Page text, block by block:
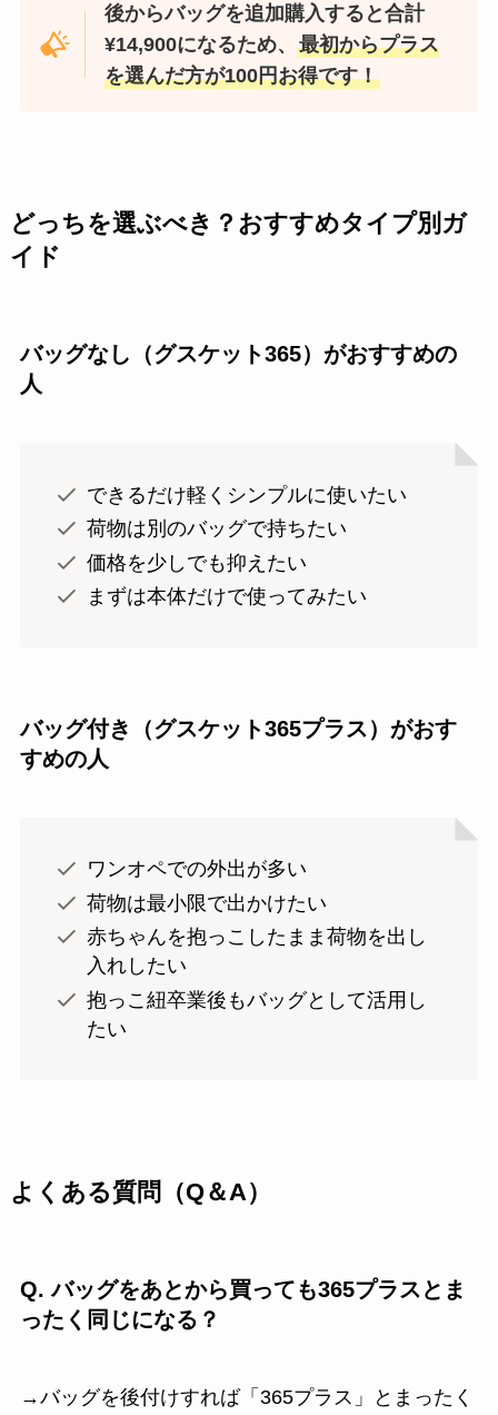
後からバッグを追加購入すると合計
¥14,900になるため、最初からプラス
を選んだ方が100円お得です！
どっちを選ぶべき？おすすめタイプ別ガ
イド
バッグなし（グスケット365）がおすすめの
人
できるだけ軽くシンプルに使いたい
荷物は別のバッグで持ちたい
価格を少しでも抑えたい
まずは本体だけで使ってみたい
バッグ付き（グスケット365プラス）がおす
すめの人
ワンオペでの外出が多い
荷物は最小限で出かけたい
赤ちゃんを抱っこしたまま荷物を出し
入れしたい
抱っこ紐卒業後もバッグとして活用し
たい
よくある質問（Q＆A）
Q. バッグをあとから買っても365プラスとま
ったく同じになる？
→バッグを後付けすれば「365プラス」とまったく